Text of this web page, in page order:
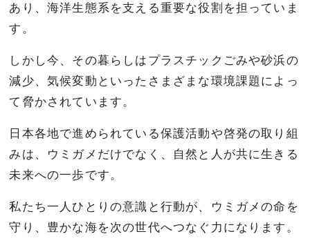
あり、海洋生態系を支える重要な役割を担っていま
す。
しかし今、その暮らしはプラスチックごみや砂浜の
減少、気候変動といったさまざまな環境課題によっ
て脅かされています。
日本各地で進められている保護活動や啓発の取り組
みは、ウミガメだけでなく、自然と人が共に生きる
未来への一歩です。
私たち一人ひとりの意識と行動が、ウミガメの命を
守り、豊かな海を次の世代へつなぐ力になります。